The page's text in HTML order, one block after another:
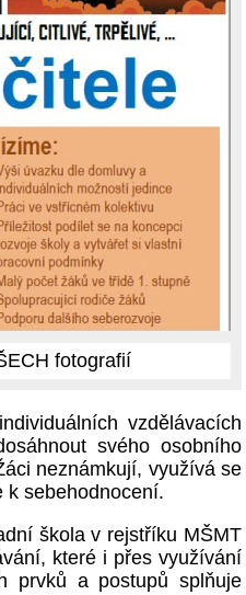
fotografií
vzdělávacích
svého osobního
neznámkují, využívá se
k sebehodnocení.
škola v rejstříku MŠMT
které i přes využívání
prvků a postupů splňuje